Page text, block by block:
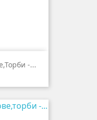
-...